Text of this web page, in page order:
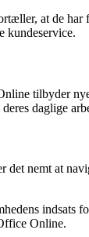
at de
kundeservice.
tilbyder
daglige
nemt at
Online.